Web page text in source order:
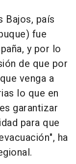
Bajos, país
fue
y por lo
de que por
venga a
lo que en
garantizar
para que
ha